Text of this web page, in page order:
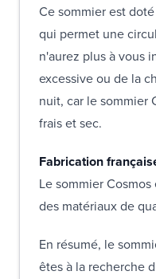
Ce sommier est
qui permet une
n'aurez plus à vous
excessive ou de la
nuit, car le sommier
frais et sec.
Fabrication
Le sommier
des matériaux de
En résumé, le
êtes à la recherche